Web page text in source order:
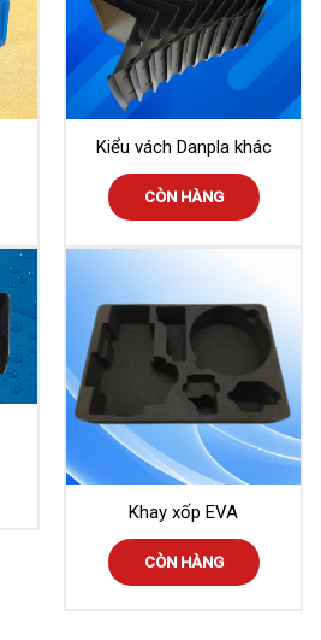
Kiểu vách Danpla khác
CÒN HÀNG
Khay xốp EVA
CÒN HÀNG